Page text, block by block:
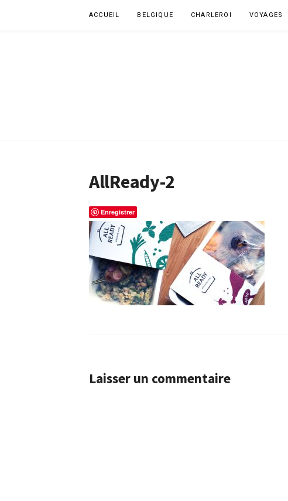
ACCUEIL BELGIQUE CHARLEROI VOYAGES
AllReady-2
Enregistrer
Laisser un commentaire